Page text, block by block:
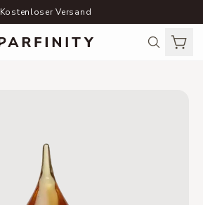
Kostenloser Versand